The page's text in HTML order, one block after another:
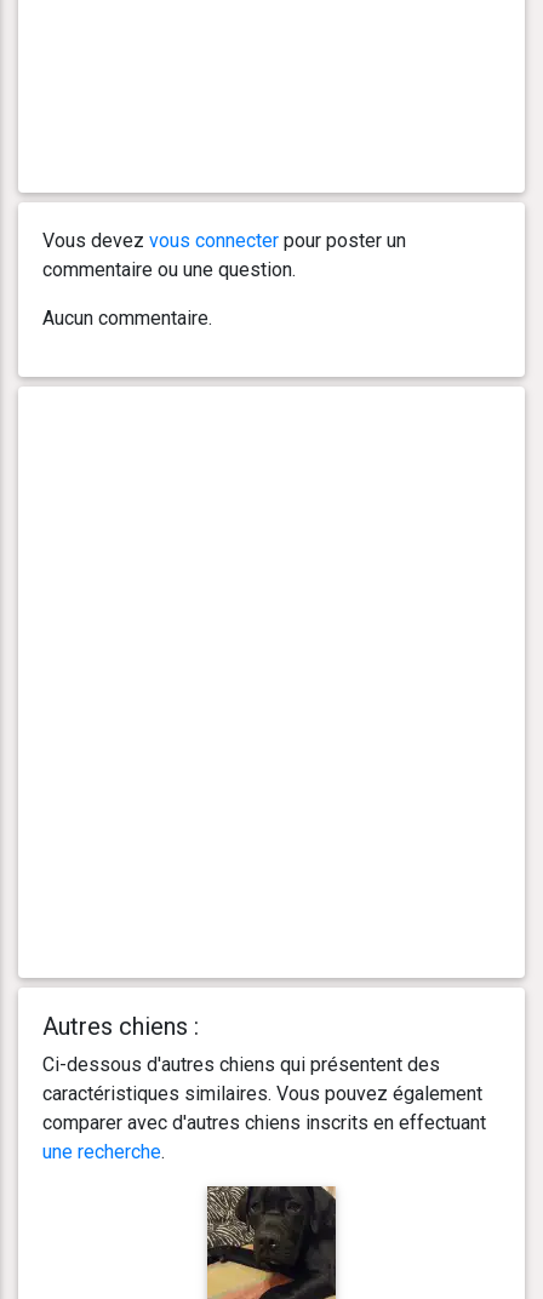
Vous devez vous connecter pour poster un
commentaire ou une question.
Aucun commentaire.
Autres chiens :
Ci-dessous d'autres chiens qui présentent des
caractéristiques similaires. Vous pouvez également
comparer avec d'autres chiens inscrits en effectuant
une recherche.